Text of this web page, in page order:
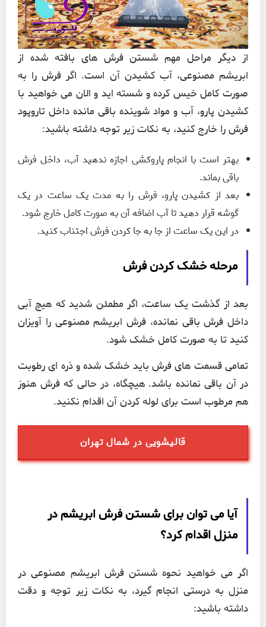
از دیگر مراحل مهم شستن فرش های بافته شده از
ابریشم مصنوعی، آب کشیدن آن است. اگر فرش را به
صورت کامل خیس کرده و شسته اید و الان می خواهید با
کشیدن پارو، آب و مواد شوینده باقی مانده داخل تاروپود
فرش را خارج کنید، به نکات زیر توجه داشته باشید:
بهتر است با انجام پاروکشی اجازه ندهید آب، داخل فرش
باقی بماند.
بعد از کشیدن پارو، فرش را به مدت یک ساعت در یک
گوشه قرار دهید تا آب اضافه آن به صورت کامل خارج شود.
در این یک ساعت از جا به جا کردن فرش اجتناب کنید.
مرحله خشک کردن فرش
بعد از گذشت یک ساعت، اگر مطمئن شدید که هیچ آبی
داخل فرش باقی نمانده، فرش ابریشم مصنوعی را آویزان
کنید تا به صورت کامل خشک شود.
تمامی قسمت های فرش باید خشک شده و ذره ای رطوبت
در آن باقی نمانده باشد. هیچگاه، در حالی که فرش هنوز
هم مرطوب است برای لوله کردن آن اقدام نکنید.
قالیشویی در شمال تهران
آیا می توان برای شستن فرش ابریشم در
منزل اقدام کرد؟
اگر می خواهید نحوه شستن فرش ابریشم مصنوعی در
منزل به درستی انجام گیرد، به نکات زیر توجه و دقت
داشته باشید: